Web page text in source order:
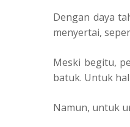
Dengan daya
menyertai,
Meski begitu,
batuk. Untuk
Namun, untuk